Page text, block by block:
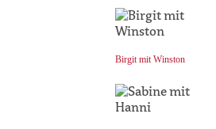
Birgit mit Winston